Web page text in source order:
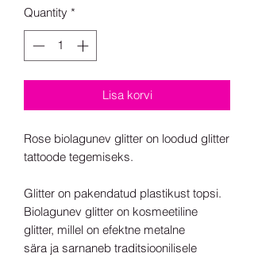
Quantity *
Lisa korvi
Rose biolagunev glitter on loodud glitter
tattoode tegemiseks.
Glitter on pakendatud plastikust topsi.
Biolagunev glitter on kosmeetiline
glitter, millel on efektne metalne
sära ja sarnaneb traditsioonilisele